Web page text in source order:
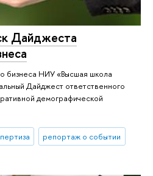
Дайджеста
бизнеса НИУ «Высшая школа
Дайджест ответственного
демографической
репортаж о событии